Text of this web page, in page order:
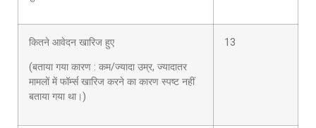
कितने आवेदन खारिज हुए
(बताया गया कारण : कम/ज्यादा उम्र, ज्यादातर
मामलों में फॉर्म्स खारिज करने का कारण स्पष्ट नहीं
बताया गया था।)
13